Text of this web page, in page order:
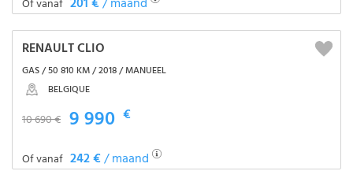
Of vanaf
RENAULT CLIO
GAS / 50 810 KM / 2018 / MANUEEL
BELGIQUE
10 690 € 9 990 €
Of vanaf 242 €/ maand